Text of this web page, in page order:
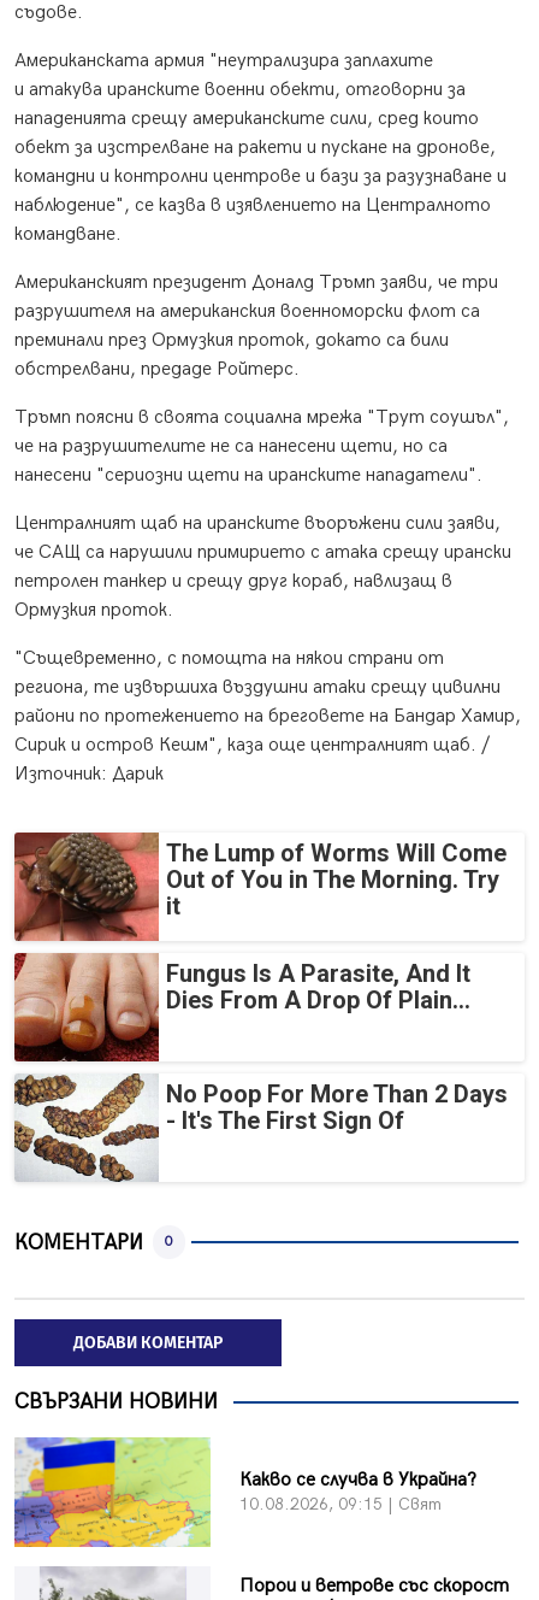
съдове.
Американската армия "неутрализира заплахите
и атакува иранските военни обекти, отговорни за
нападенията срещу американските сили, сред които
обект за изстрелване на ракети и пускане на дронове,
командни и контролни центрове и бази за разузнаване и
наблюдение", се казва в изявлението на Централното
командване.
Американският президент Доналд Тръмп заяви, че три
разрушителя на американския военноморски флот са
преминали през Ормузкия проток, докато са били
обстрелвани, предаде Ройтерс.
Тръмп поясни в своята социална мрежа "Трут соушъл",
че на разрушителите не са нанесени щети, но са
нанесени "сериозни щети на иранските нападатели".
Централният щаб на иранските въоръжени сили заяви,
че САЩ са нарушили примирието с атака срещу ирански
петролен танкер и срещу друг кораб, навлизащ в
Ормузкия проток.
"Същевременно, с помощта на някои страни от
региона, те извършиха въздушни атаки срещу цивилни
райони по протежението на бреговете на Бандар Хамир,
Сирик и остров Кешм", каза още централният щаб. /
Източник: Дарик
The Lump of Worms Will Come
Out of You in The Morning. Try
it
Fungus Is A Parasite, And It
Dies From A Drop Of Plain...
No Poop For More Than 2 Days
- It's The First Sign Of
КОМЕНТАРИ 0
ДОБАВИ КОМЕНТАР
СВЪРЗАНИ НОВИНИ
Какво се случва в Украйна?
10.08.2026, 09:15 | Свят
Порои и ветрове със скорост